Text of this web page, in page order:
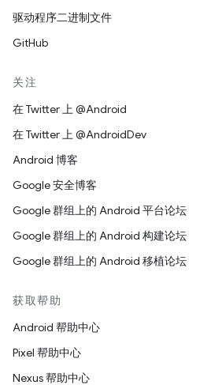
驱动程序二进制文件
GitHub
关注
在 Twitter 上 @Android
在 Twitter 上 @AndroidDev
Android 博客
Google 安全博客
Google 群组上的 Android 平台论坛
Google 群组上的 Android 构建论坛
Google 群组上的 Android 移植论坛
获取帮助
Android 帮助中心
Pixel 帮助中心
Nexus 帮助中心